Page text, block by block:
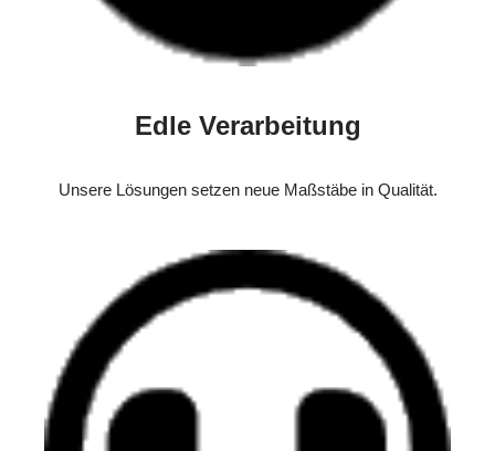
Edle Verarbeitung
Unsere Lösungen setzen neue Maßstäbe in Qualität.